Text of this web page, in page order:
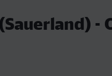
-